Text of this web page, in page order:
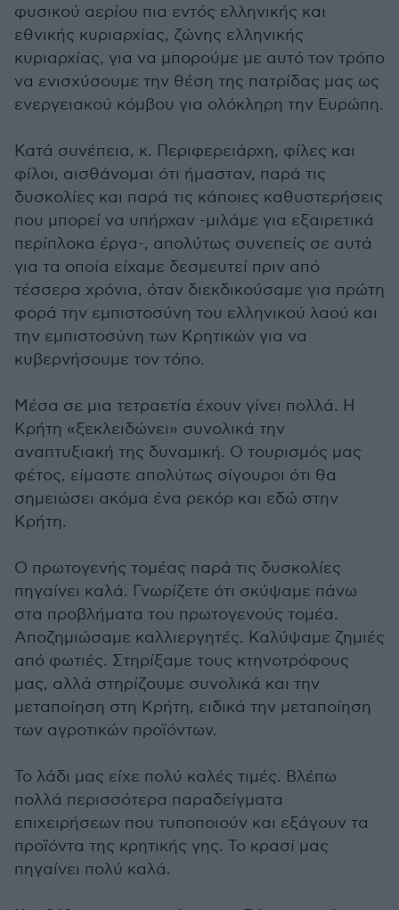
φυσικού αερίου πια εντός ελληνικής και
εθνικής κυριαρχίας, ζώνης ελληνικής
κυριαρχίας, για να μπορούμε με αυτό τον τρόπο
να ενισχύσουμε την θέση της πατρίδας μας ως
ενεργειακού κόμβου για ολόκληρη την Ευρώπη.
Κατά συνέπεια, κ. Περιφερειάρχη, φίλες και
φίλοι, αισθάνομαι ότι ήμασταν, παρά τις
δυσκολίες και παρά τις κάποιες καθυστερήσεις
που μπορεί να υπήρχαν -μιλάμε για εξαιρετικά
περίπλοκα έργα-, απολύτως συνεπείς σε αυτά
για τα οποία είχαμε δεσμευτεί πριν από
τέσσερα χρόνια, όταν διεκδικούσαμε για πρώτη
φορά την εμπιστοσύνη του ελληνικού λαού και
την εμπιστοσύνη των Κρητικών για να
κυβερνήσουμε τον τόπο.
Μέσα σε μια τετραετία έχουν γίνει πολλά. Η
Κρήτη «ξεκλειδώνει» συνολικά την
αναπτυξιακή της δυναμική. Ο τουρισμός μας
φέτος, είμαστε απολύτως σίγουροι ότι θα
σημειώσει ακόμα ένα ρεκόρ και εδώ στην
Κρήτη.
Ο πρωτογενής τομέας παρά τις δυσκολίες
πηγαίνει καλά. Γνωρίζετε ότι σκύψαμε πάνω
στα προβλήματα του πρωτογενούς τομέα.
Αποζημιώσαμε καλλιεργητές. Καλύψαμε ζημιές
από φωτιές. Στηρίξαμε τους κτηνοτρόφους
μας, αλλά στηρίζουμε συνολικά και την
μεταποίηση στη Κρήτη, ειδικά την μεταποίηση
των αγροτικών προϊόντων.
Το λάδι μας είχε πολύ καλές τιμές. Βλέπω
πολλά περισσότερα παραδείγματα
επιχειρήσεων που τυποποιούν και εξάγουν τα
προϊόντα της κρητικής γης. Το κρασί μας
πηγαίνει πολύ καλά.